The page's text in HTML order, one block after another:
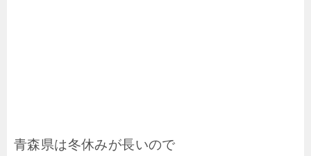
青森県は冬休みが長いので